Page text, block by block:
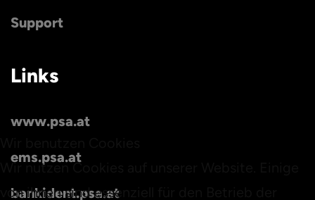
Support
Links
www.psa.at
ems.psa.at
bankident.psa.at
Wir nutzen Cookies auf unserer Website. Einige
von ihnen sind essenziell für den Betrieb der